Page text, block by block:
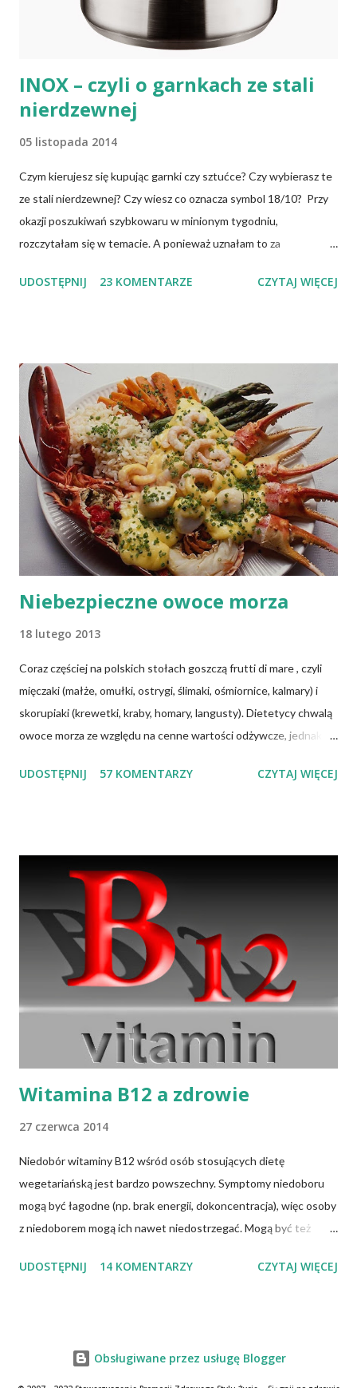
Inni, w tym np. osoby chorujące na cukrzycę, a także każ...
INOX – czyli o garnkach ze stali
nierdzewnej
05 listopada 2014
Czym kierujesz się kupując garnki czy sztućce? Czy wybierasz te
ze stali nierdzewnej? Czy wiesz co oznacza symbol 18/10? Przy
okazji poszukiwań szybkowaru w minionym tygodniu,
rozczytałam się w temacie. A ponieważ uznałam to za
różnych materiałów odpornych na wysoką temperaturę i
ceramiki (w tym gliny). Niewątpliwie, naczynia do naszej kuchni
powinny być mądrze wybrane, ponieważ używając
nieodpowiednich naczyń, łatwo o kłopoty ze zdrowiem .
UDOSTĘPNIJ 23 KOMENTARZE CZYTAJ WIĘCEJ
Niebezpieczne owoce morza
18 lutego 2013
Coraz częściej na polskich stołach goszczą frutti di mare , czyli
mięczaki (małże, omułki, ostrygi, ślimaki, ośmiornice, kalmary) i
skorupiaki (krewetki, kraby, homary, langusty). Dietetycy chwalą
owoce morza ze względu na cenne wartości odżywcze, jednak
owoców morza staje się w Polsce coraz popularniejsze, a więc i
człowieka — śmiertelność może sięgać 50 proc. przypadków.
Dlaczego tak się dzieje? Po pierwsze, zatrucia są spowodowane
zanieczyszczeniem środowiska życia tych stworzeń fekaliami
ludzkimi, w których mogą być obecne bakterie z rodzaju
Salmonella lub Clostridium. Po drugie, większość owoców morza
to filtratory — działają jak bardzo wydajny filtr wody. Można to
sprawdzić, wrzucając małża do akwarium, w którym dawno nie
wymieniano wody ...
UDOSTĘPNIJ 57 KOMENTARZY CZYTAJ WIĘCEJ
Witamina B12 a zdrowie
27 czerwca 2014
Niedobór witaminy B12 wśród osób stosujących dietę
wegetariańską jest bardzo powszechny. Symptomy niedoboru
mogą być łagodne (np. brak energii, dokoncentracja), więc osoby
z niedoborem mogą ich nawet niedostrzegać. Mogą być też
również bardzo poważne (np. poronienia, wrodzone wady u
obudził się i zwyczajnie nie mógł wstać, czuł się jak
sparaliżowany. Osobie tej postawiono diagnozę niedoboru
UDOSTĘPNIJ 14 KOMENTARZY CZYTAJ WIĘCEJ
Obsługiwane przez usługę Blogger